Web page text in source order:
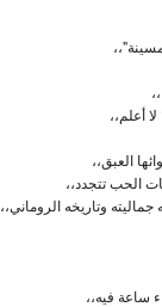
أعلم،،
العبق،،
الحب تتجدد،،
وتاريخه الروماني،،
فيه،،